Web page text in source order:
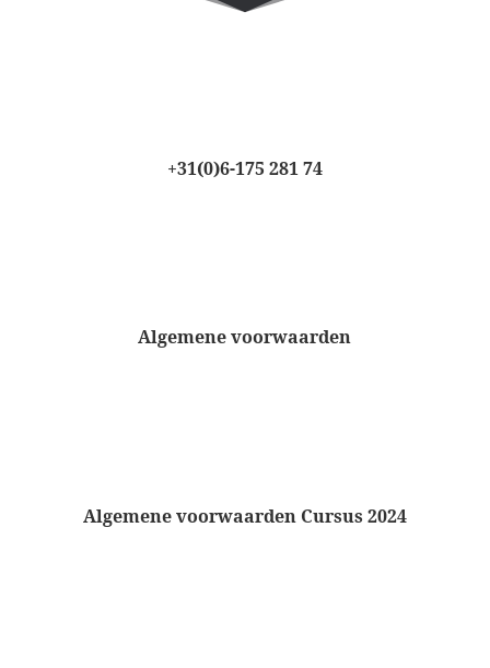
+31(0)6-175 281 74
Algemene voorwaarden
Algemene voorwaarden Cursus 2024